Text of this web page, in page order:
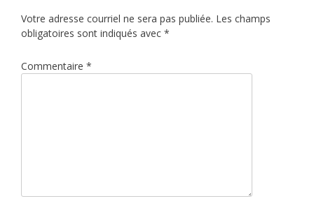
Votre adresse courriel ne sera pas publiée. Les champs
obligatoires sont indiqués avec *
Commentaire *